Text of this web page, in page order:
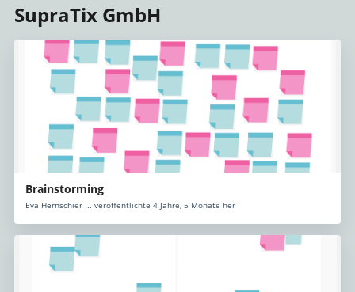
SupraTix GmbH
Brainstorming
Eva Hernschier ... veröffentlichte 4 Jahre, 5 Monate her